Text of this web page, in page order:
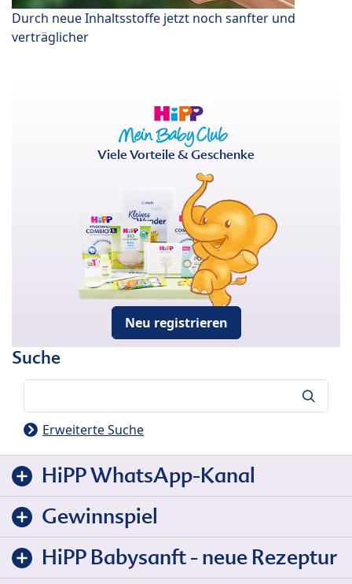
Durch neue Inhaltsstoffe jetzt noch sanfter und
verträglicher
Viele Vorteile & Geschenke
Neu registrieren
Suche
Erweiterte Suche
HiPP WhatsApp-Kanal
Gewinnspiel
HiPP Babysanft - neue Rezeptur